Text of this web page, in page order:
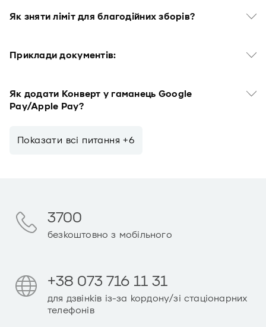
Як зняти ліміт для благодійних зборів?
Приклади документів:
Як додати Конверт у гаманець Google
Pay/Apple Pay?
Показати всi питання +6
3700
безкоштовно з мобільного
+38 073 716 11 31
для дзвінків із-за кордону/зі стаціонарних
телефонів